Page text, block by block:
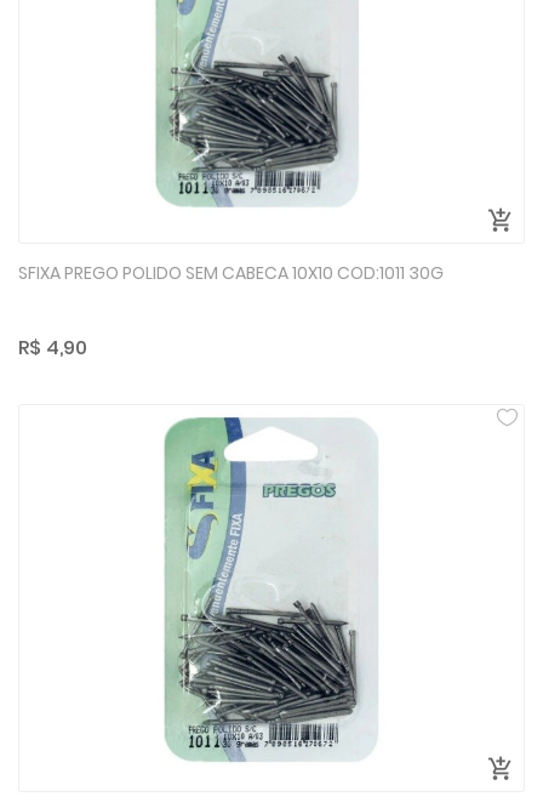
SFIXA PREGO POLIDO SEM CABECA 10X10 COD:1011 30G
R$ 4,90